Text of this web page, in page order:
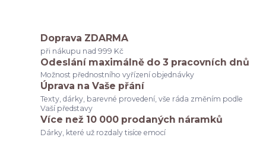
Doprava ZDARMA
při nákupu nad 999 Kč
Odeslání maximálně do 3 pracovních dnů
Možnost přednostního vyřízení objednávky
Úprava na Vaše přání
Texty, dárky, barevné provedení, vše ráda změním podle
Vaší představy
Více než 10 000 prodaných náramků
Dárky, které už rozdaly tisíce emocí